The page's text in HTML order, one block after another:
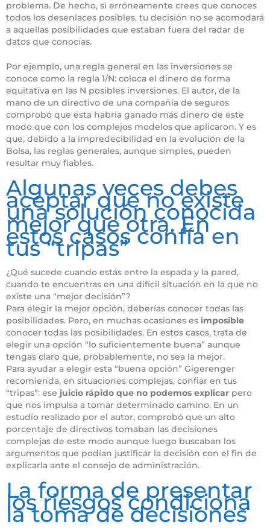
problema. De hecho, si erróneamente crees que conoces
todos los desenlaces posibles, tu decisión no se acomodará
a aquellas posibilidades que estaban fuera del radar de
datos que conocías.
Por ejemplo, una regla general en las inversiones se
conoce como la regla 1/N: coloca el dinero de forma
equitativa en las N posibles inversiones. El autor, de la
mano de un directivo de una compañía de seguros
comprobó que ésta habría ganado más dinero de este
modo que con los complejos modelos que aplicaron. Y es
que, debido a la impredecibilidad en la evolución de la
Bolsa, las reglas generales, aunque simples, pueden
resultar muy fiables.
Algunas veces debes
aceptar que no existe
una solución conocida
mejor que otra. En
estos casos confía en
tus “tripas”
¿Qué sucede cuando estás entre la espada y la pared,
cuando te encuentras en una difícil situación en la que no
existe una “mejor decisión”?
Para elegir la mejor opción, deberías conocer todas las
posibilidades. Pero, en muchas ocasiones es imposible
conocer todas las posibilidades. En estos casos, trata de
elegir una opción “lo suficientemente buena” aunque
tengas claro que, probablemente, no sea la mejor.
Para ayudar a elegir esta “buena opción” Gigerenger
recomienda, en situaciones complejas, confiar en tus
“tripas”: ese juicio rápido que no podemos explicar pero
que nos impulsa a tomar determinado camino. En un
estudio realizado por el autor, comprobó que un alto
porcentaje de directivos tomaban las decisiones
complejas de este modo aunque luego buscaban los
argumentos que podían justificar la decisión con el fin de
explicarla ante el consejo de administración.
La forma de presentar
los riesgos condiciona
la toma de decisiones